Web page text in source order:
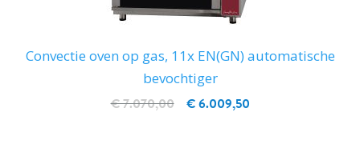
Convectie oven op gas, 11x EN(GN) automatische
bevochtiger
€ 6.009,50
€ 7.070,00